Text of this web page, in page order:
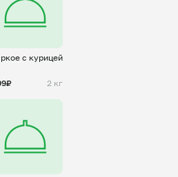
с курицей
2 кг